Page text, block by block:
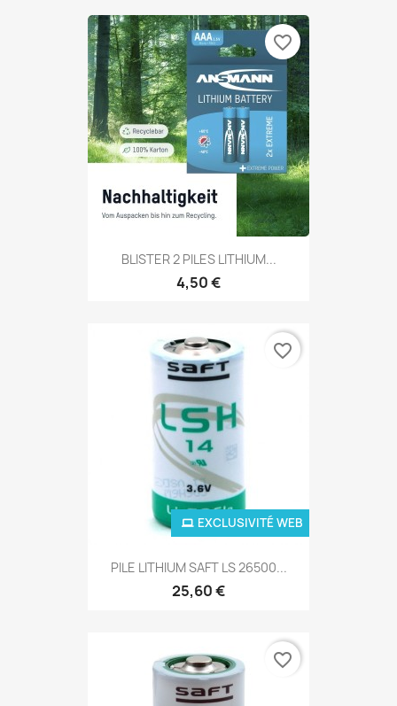
BLISTER 2 PILES LITHIUM...
4,50 €
favorite_border
PILE LITHIUM SAFT LS 26500...
25,60 €
EXCLUSIVITÉ WEB
favorite_border
favorite_border